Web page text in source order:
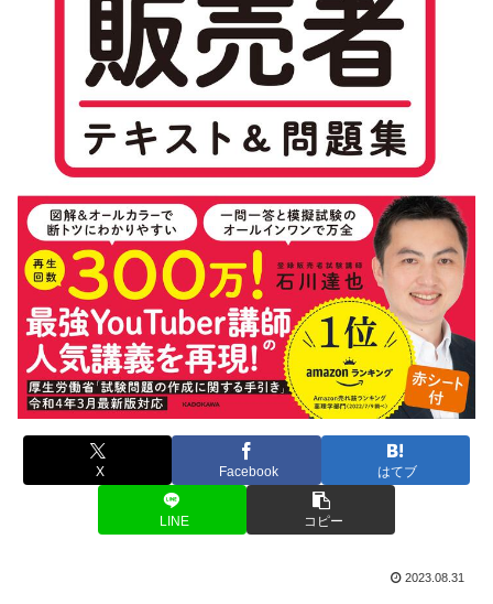
X Facebook はてブ
LINE コピー
2023.08.31